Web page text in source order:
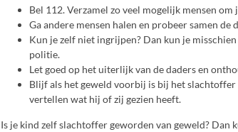
Bel 112. Verzamel zo veel mogelijk mensen om
Ga andere mensen halen en probeer samen
Kun je zelf niet ingrijpen? Dan kun je
politie.
Let goed op het uiterlijk van de daders en
Blijf als het geweld voorbij is bij het
vertellen wat hij of zij gezien heeft.
Is je kind zelf slachtoffer geworden van geweld? Dan